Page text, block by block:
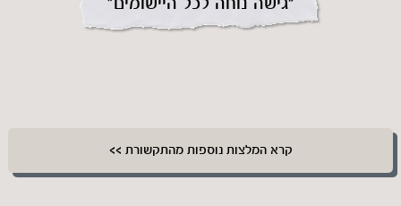
קרא המלצות נוספות מהתקשורת >>